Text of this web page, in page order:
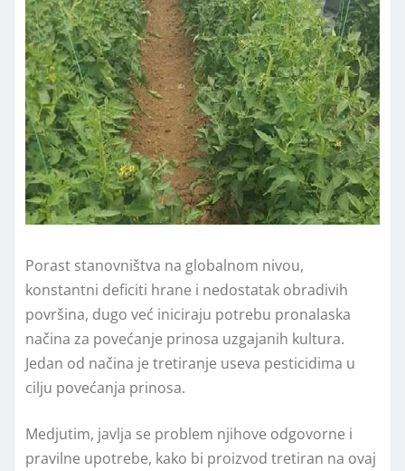
Porast stanovništva na globalnom nivou,
konstantni deficiti hrane i nedostatak obradivih
površina, dugo već iniciraju potrebu pronalaska
načina za povećanje prinosa uzgajanih kultura.
Jedan od načina je tretiranje useva pesticidima u
cilju povećanja prinosa.
Medjutim, javlja se problem njihove odgovorne i
pravilne upotrebe, kako bi proizvod tretiran na ovaj